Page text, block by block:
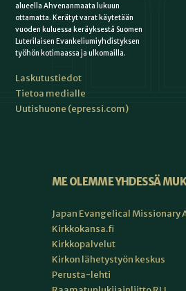
alueella Ahvenanmaata lukuun
ottamatta. Kerätyt varat käytetään
vuoden kuluessa keräyksestä Suomen
Luterilaisen Evankeliumiyhdistyksen
työhön kotimaassa ja ulkomailla.
Laskutustiedot
Tietoa medialle
Uutishuone (epressi.com)
ME OLEMME YHDESSÄ
Japan Evangelical Missionary
Kirkkokansa.fi
Kirkkopalvelut
Kirkon lähetystyön keskus
Perusta-lehti